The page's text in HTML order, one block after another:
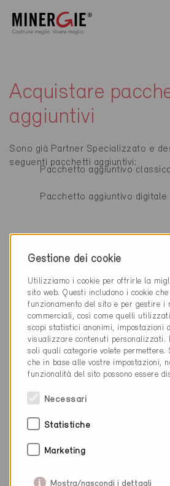
Acquistare
aggiuntivi
Sono già Partner Specializzato e
seguenti pacchetti aggiuntivi:
Pacchetto aggiuntivo
Pacchetto aggiuntivo digitale
Particolari
Titolo
Contatto per richieste
Gestione dei cookie
Utilizziamo i cookie per offrirle la
sito web. Questi includono i cookie
funzionamento del sito e per gestire i
commerciali, così come quelli
scopi statistici anonimi, impostazioni
visualizzare contenuti personalizzati.
soli quali categorie volete
che in base alle vostre impostazioni,
funzionalità del sito possono essere
Necessari
Statistiche
Marketing
Mostra/nascondi i dettagli